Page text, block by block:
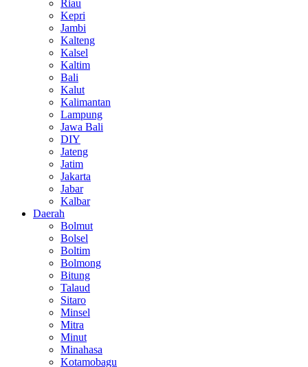
Riau
Kepri
Jambi
Kalteng
Kalsel
Kaltim
Bali
Kalut
Kalimantan
Lampung
Jawa Bali
DIY
Jateng
Jatim
Jakarta
Jabar
Kalbar
Daerah
Bolmut
Bolsel
Boltim
Bolmong
Bitung
Talaud
Sitaro
Minsel
Mitra
Minut
Minahasa
Kotamobagu